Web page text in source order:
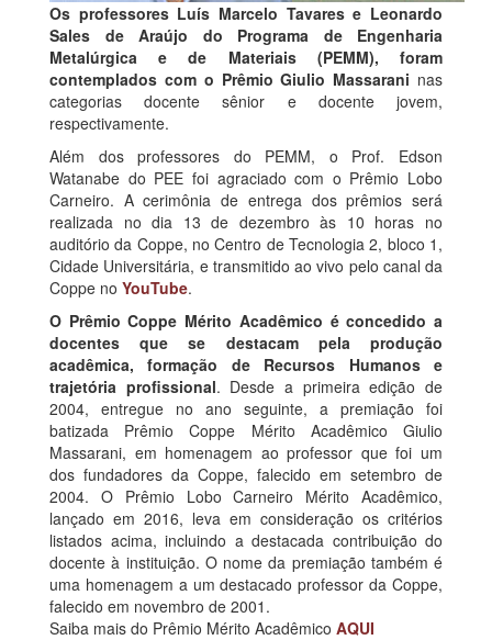
Os professores Luís Marcelo Tavares e Leonardo
Sales de Araújo do Programa de Engenharia
Metalúrgica e de Materiais (PEMM), foram
contemplados com o Prêmio Giulio Massarani nas
categorias docente sênior e docente jovem,
respectivamente.
Além dos professores do PEMM, o Prof. Edson
Watanabe do PEE foi agraciado com o Prêmio Lobo
Carneiro. A cerimônia de entrega dos prêmios será
realizada no dia 13 de dezembro às 10 horas no
auditório da Coppe, no Centro de Tecnologia 2, bloco 1,
Cidade Universitária, e transmitido ao vivo pelo canal da
Coppe no YouTube.
O Prêmio Coppe Mérito Acadêmico é concedido a
docentes que se destacam pela produção
acadêmica, formação de Recursos Humanos e
trajetória profissional. Desde a primeira edição de
2004, entregue no ano seguinte, a premiação foi
batizada Prêmio Coppe Mérito Acadêmico Giulio
Massarani, em homenagem ao professor que foi um
dos fundadores da Coppe, falecido em setembro de
2004. O Prêmio Lobo Carneiro Mérito Acadêmico,
lançado em 2016, leva em consideração os critérios
listados acima, incluindo a destacada contribuição do
docente à instituição. O nome da premiação também é
uma homenagem a um destacado professor da Coppe,
falecido em novembro de 2001.
Saiba mais do Prêmio Mérito Acadêmico AQUI